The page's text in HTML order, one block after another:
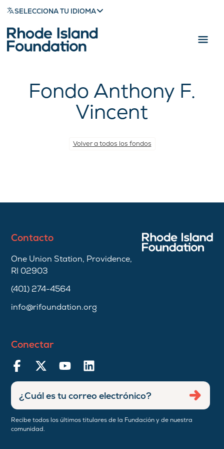
SELECCIONA TU IDIOMA
Fondo Anthony F.
Vincent
Volver a todos los fondos
Contacto
One Union Station, Providence,
RI 02903
(401) 274-4564
info@rifoundation.org
Conectar
Recibe todos los últimos titulares de la Fundación y de nuestra
comunidad.
Ingresar
dirección
de
correo
Enviar